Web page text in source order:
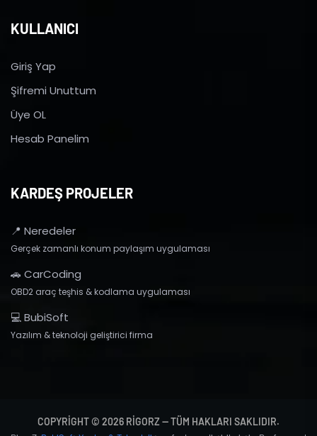
KULLANICI
Giriş Yap
Şifremi Unuttum
Üye OL
Hesab Panelim
KARDEŞ PROJELER
📍 Neredeler
Gerçek zamanlı konum paylaşım uygulaması
🚗 CarCoding
OBD2 araç teşhis & kodlama uygulaması
💻 BubiSoft
Yazılım & teknoloji geliştirici firma
COPYRIGHT © 2026 RIGORZ — TÜM HAKLARI SAKLIDIR.